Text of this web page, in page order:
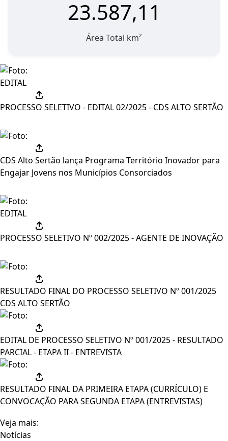
23.587,11
Área Total km²
EDITAL
PROCESSO SELETIVO - EDITAL 02/2025 - CDS ALTO SERTÃO
CDS Alto Sertão lança Programa Território Inovador para
Engajar Jovens nos Municípios Consorciados
EDITAL
PROCESSO SELETIVO Nº 002/2025 - AGENTE DE INOVAÇÃO
RESULTADO FINAL DO PROCESSO SELETIVO Nº 001/2025
CDS ALTO SERTÃO
EDITAL DE PROCESSO SELETIVO Nº 001/2025 - RESULTADO
PARCIAL - ETAPA II - ENTREVISTA
RESULTADO FINAL DA PRIMEIRA ETAPA (CURRÍCULO) E
CONVOCAÇÃO PARA SEGUNDA ETAPA (ENTREVISTAS)
Veja mais:
Notícias